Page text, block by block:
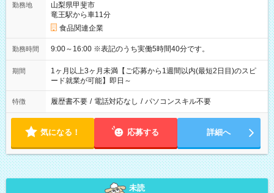
勤務地
山梨県甲斐市
竜王駅から車11分
食品関連企業
勤務時間 9:00～16:00 ※表記のうち実働5時間40分です。
期間
1ヶ月以上3ヶ月未満【ご応募から1週間以内(最短2日目)のスピ
ード就業が可能】即日～
特徴 履歴書不要 / 電話対応なし / パソコンスキル不要
気になる！ 応募する 詳細へ
未読